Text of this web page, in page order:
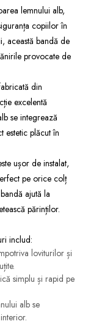
lemnului alb,
copiilor în
această bandă de
provocate de
din
excelentă
se integrează
estetic plăcut în
ușor de instalat,
pe orice colț
ajută la
părinților.
includ:
loviturilor și
simplu și rapid pe
alb se